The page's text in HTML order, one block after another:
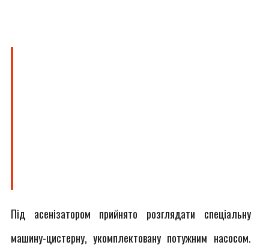
Під асенізатором прийнято розглядати спеціальну
машину-цистерну, укомплектовану потужним насосом.